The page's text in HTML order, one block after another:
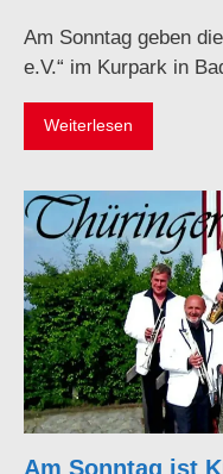
Am Sonntag geben
e.V.“ im Kurpark in
Weiterlesen
Am Sonntag ist